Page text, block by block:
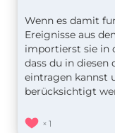
Wenn es damit
Ereignisse aus
importierst sie in
dass du in diesen
eintragen kannst
berücksichtigt
1